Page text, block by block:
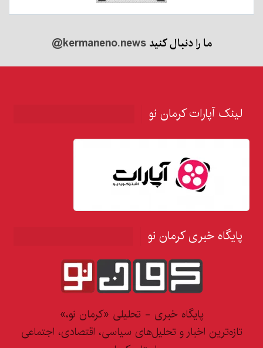
ما را دنبال کنید@kermaneno.news
لینک آپارات کرمان نو
پایگاه خبری کرمان نو
پایگاه خبری - تحلیلی «کرمان نو،»
تازه‌ترین اخبار و تحلیل‌های سیاسی، اقتصادی، اجتماعی